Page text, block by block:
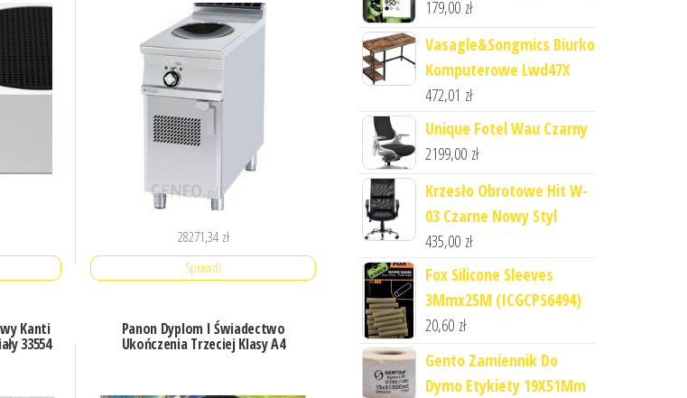
28271,34 zł
Sprawdź
Kanti
33554
Panon Dyplom I Świadectwo
Ukończenia Trzeciej Klasy A4
179,00 zł
Vasagle&Songmics Biurko
Komputerowe Lwd47X
472,01 zł
Unique Fotel Wau Czarny
2199,00 zł
Krzesło Obrotowe Hit W-
03 Czarne Nowy Styl
435,00 zł
Fox Silicone Sleeves
3Mmx25M (ICGCPS6494)
20,60 zł
Gento Zamiennik Do
Dymo Etykiety 19X51Mm